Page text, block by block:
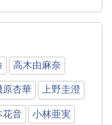
高木由麻奈
原杏華 上野圭澄
花音 小林亜実